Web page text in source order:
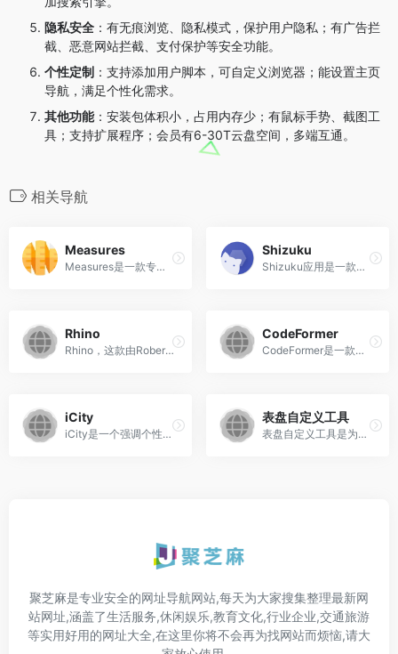
隐私安全 ：有无痕浏览、隐私模式，保护用户隐私；有广告拦
截、恶意网站拦截、支付保护等安全功能。
个性定制 ：支持添加用户脚本，可自定义浏览器；能设置主页
导航，满足个性化需求。
其他功能：安装包体积小，占用内存少；有鼠标手势、截图工
具；支持扩展程序；会员有6-30T云盘空间，多端互通。
相关导航
Measures
Measures是一款专为工程领域...
Shizuku
Shizuku应用是一款强大的工具，它允许用户在安卓设备上运行Shizuku服务器，从而使得那些需要特殊权限才能运行的应用得以使用。
Rhino
Rhino，这款由Robert McNeel ...
CodeFormer
CodeFormer是一款强大的AI驱...
iCity
iCity是一个强调个性化与自由...
表盘自定义工具
表盘自定义工具是为小米、红米手环/手表设计的软件，支持表盘及小程序资源搜索下载安装，以及自定义表盘和多种小程序（如电子书、课程表、环间图库）的制作。
聚芝麻是专业安全的网址导航网站,每天为大家搜集整理最新网
站网址,涵盖了生活服务,休闲娱乐,教育文化,行业企业,交通旅游
等实用好用的网址大全,在这里你将不会再为找网站而烦恼,请大